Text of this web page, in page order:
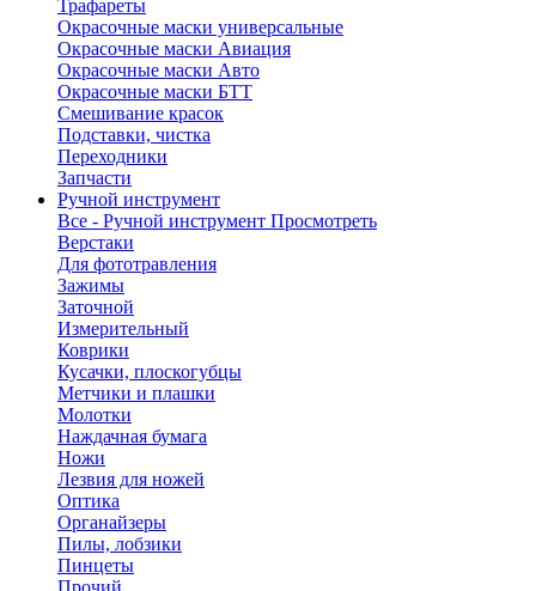
Трафареты
Окрасочные маски универсальные
Окрасочные маски Авиация
Окрасочные маски Авто
Окрасочные маски БТТ
Смешивание красок
Подставки, чистка
Переходники
Запчасти
Ручной инструмент
Все - Ручной инструмент Просмотреть
Верстаки
Для фототравления
Зажимы
Заточной
Измерительный
Коврики
Кусачки, плоскогубцы
Метчики и плашки
Молотки
Наждачная бумага
Ножи
Лезвия для ножей
Оптика
Органайзеры
Пилы, лобзики
Пинцеты
Прочий